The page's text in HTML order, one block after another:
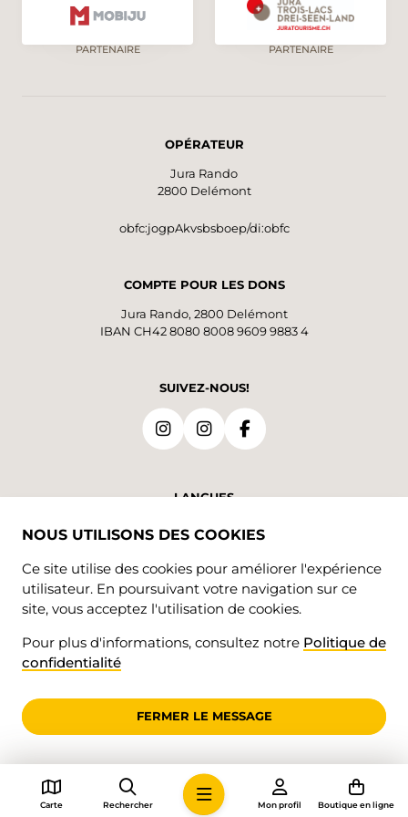
PARTENAIRE PARTENAIRE
OPÉRATEUR
Jura Rando
2800 Delémont
obfc:jogpAkvsbsboep/di:obfc
COMPTE POUR LES DONS
Jura Rando, 2800 Delémont
IBAN CH42 8080 8008 9609 9883 4
SUIVEZ-NOUS!
LANGUES
DE FR
© 2026 • Jura Rando
NOUS UTILISONS DES COOKIES
Ce site utilise des cookies pour améliorer l'expérience
utilisateur. En poursuivant votre navigation sur ce
site, vous acceptez l'utilisation de cookies.
Pour plus d'informations, consultez notre Politique de
confidentialité
FERMER LE MESSAGE
Carte Rechercher Mon profil Boutique en ligne